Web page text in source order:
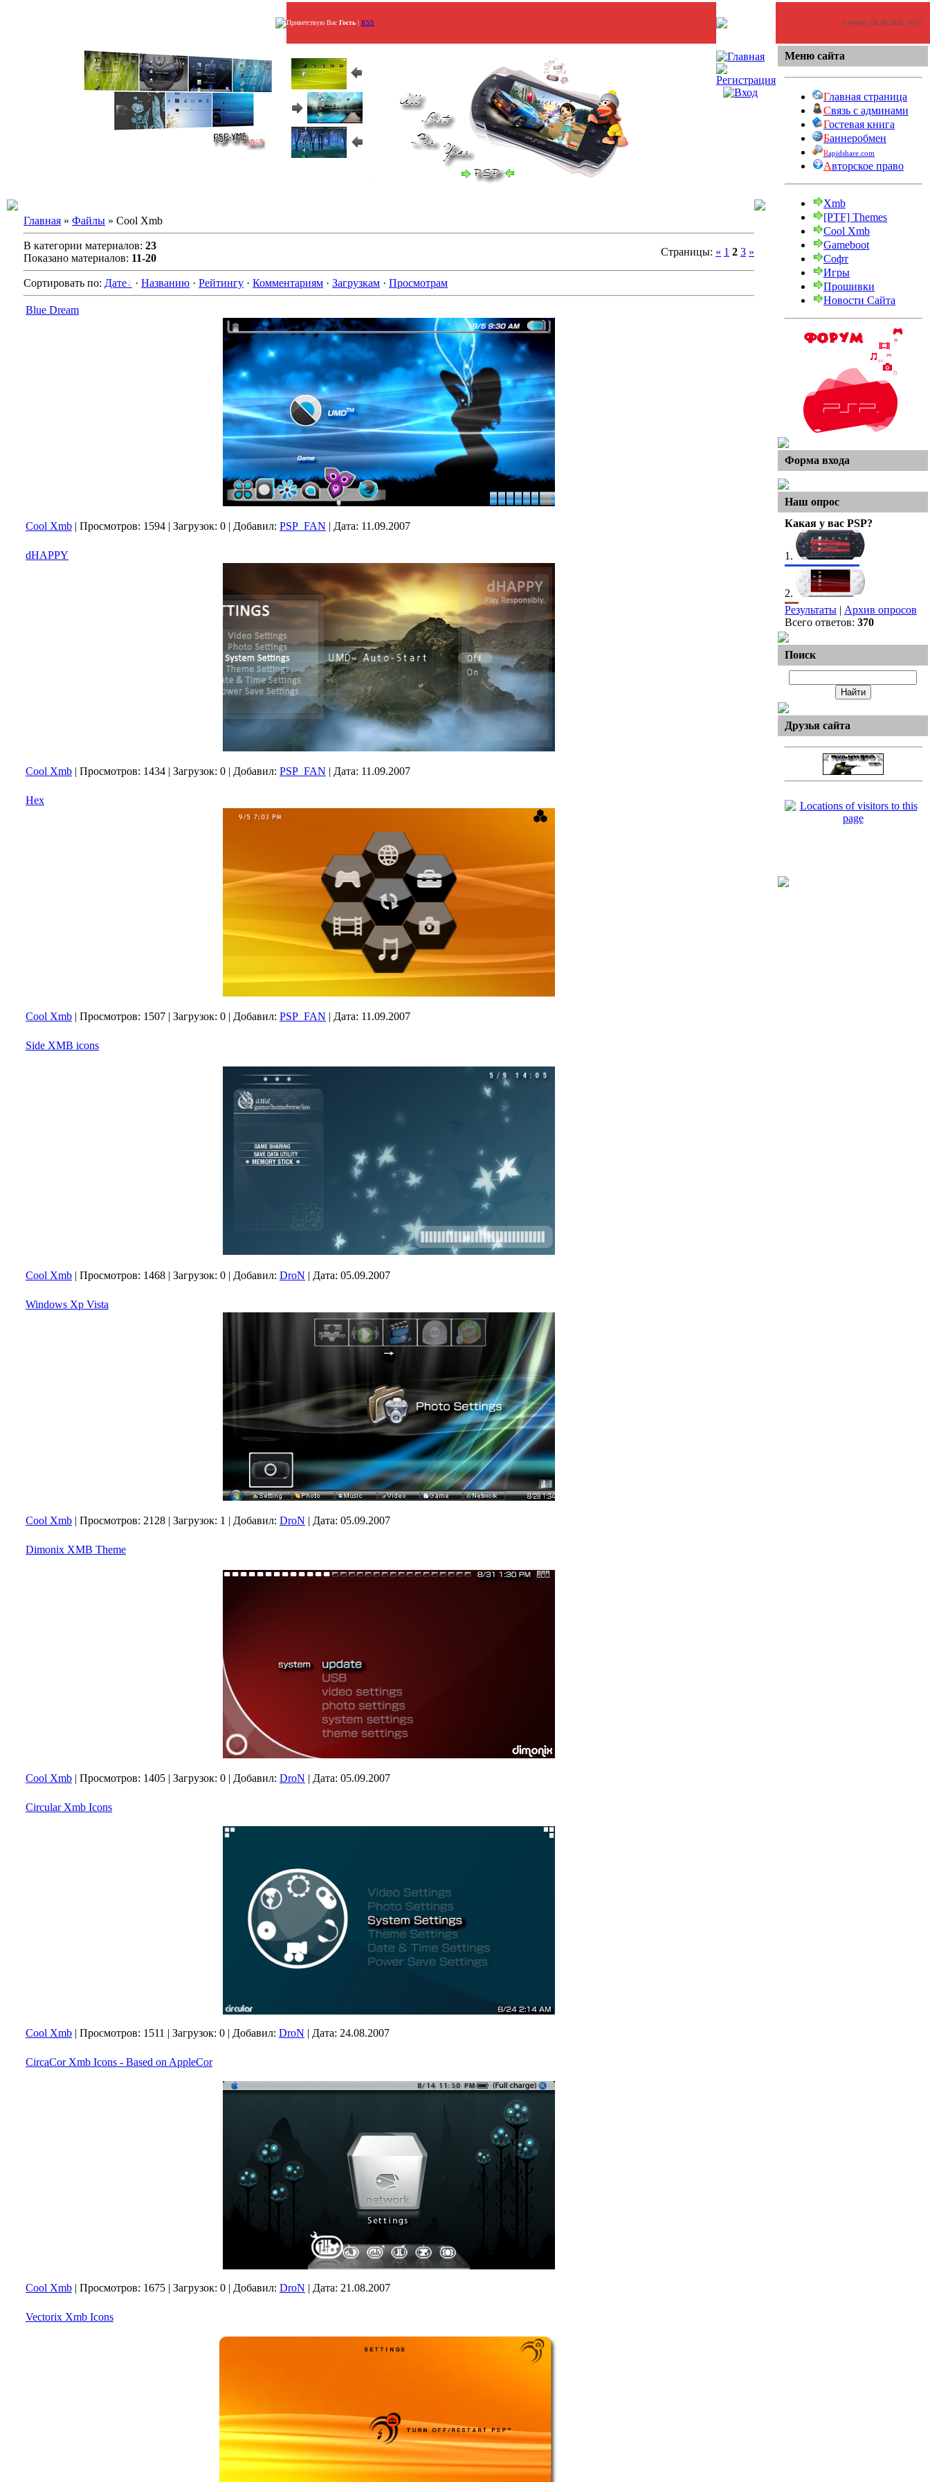
Приветствую Вас Гость | RSS
Главная » Файлы » Cool Xmb
В категории материалов: 23
Показано материалов: 11-20
Страницы: « 1 2 3 »
Сортировать по: Дате · Названию · Рейтингу · Комментариям · Загрузкам · Просмотрам
Blue Dream
Cool Xmb | Просмотров: 1594 | Загрузок: 0 | Добавил: PSP_FAN | Дата: 11.09.2007
dHAPPY
Cool Xmb | Просмотров: 1434 | Загрузок: 0 | Добавил: PSP_FAN | Дата: 11.09.2007
Hex
Cool Xmb | Просмотров: 1507 | Загрузок: 0 | Добавил: PSP_FAN | Дата: 11.09.2007
Side XMB icons
Cool Xmb | Просмотров: 1468 | Загрузок: 0 | Добавил: DroN | Дата: 05.09.2007
Windows Xp Vista
Cool Xmb | Просмотров: 2128 | Загрузок: 1 | Добавил: DroN | Дата: 05.09.2007
Dimonix XMB Theme
Cool Xmb | Просмотров: 1405 | Загрузок: 0 | Добавил: DroN | Дата: 05.09.2007
Circular Xmb Icons
Cool Xmb | Просмотров: 1511 | Загрузок: 0 | Добавил: DroN | Дата: 24.08.2007
CircaCor Xmb Icons - Based on AppleCor
Cool Xmb | Просмотров: 1675 | Загрузок: 0 | Добавил: DroN | Дата: 21.08.2007
Vectorix Xmb Icons
Суббота, 08.08.2026, 19:17
Меню сайта
Главная страница
Связь с админами
Гостевая книга
Баннеробмен
Rapidshare.com
Авторское право
Xmb
[PTF] Themes
Cool Xmb
Gameboot
Софт
Игры
Прошивки
Новости Сайта
Форма входа
Наш опрос
Какая у вас PSP?
1.
2.
Результаты | Архив опросов
Всего ответов: 370
Поиск
Друзья сайта